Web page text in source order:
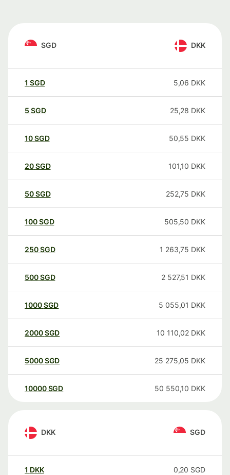
SGD DKK
1 SGD 5,06 DKK
5 SGD 25,28 DKK
10SGD 50,55 DKK
20SGD 101,10 DKK
50SGD 252,75 DKK
100SGD 505,50 DKK
250SGD 1 263,75 DKK
500SGD 2 527,51 DKK
1000SGD 5 055,01 DKK
2000SGD 10 110,02 DKK
5000SGD 25 275,05 DKK
10000 SGD 50 550,10 DKK
DKK SGD
1 DKK 0,20 SGD